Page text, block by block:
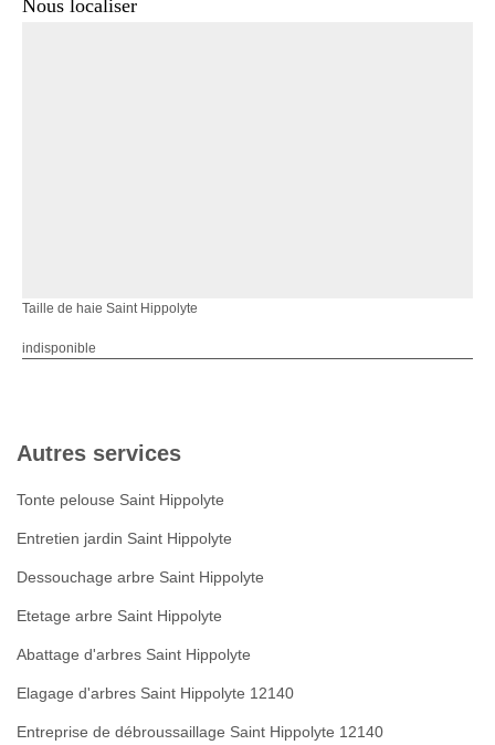
Nous localiser
Taille de haie Saint Hippolyte
indisponible
Autres services
Tonte pelouse Saint Hippolyte
Entretien jardin Saint Hippolyte
Dessouchage arbre Saint Hippolyte
Etetage arbre Saint Hippolyte
Abattage d'arbres Saint Hippolyte
Elagage d'arbres Saint Hippolyte 12140
Entreprise de débroussaillage Saint Hippolyte 12140